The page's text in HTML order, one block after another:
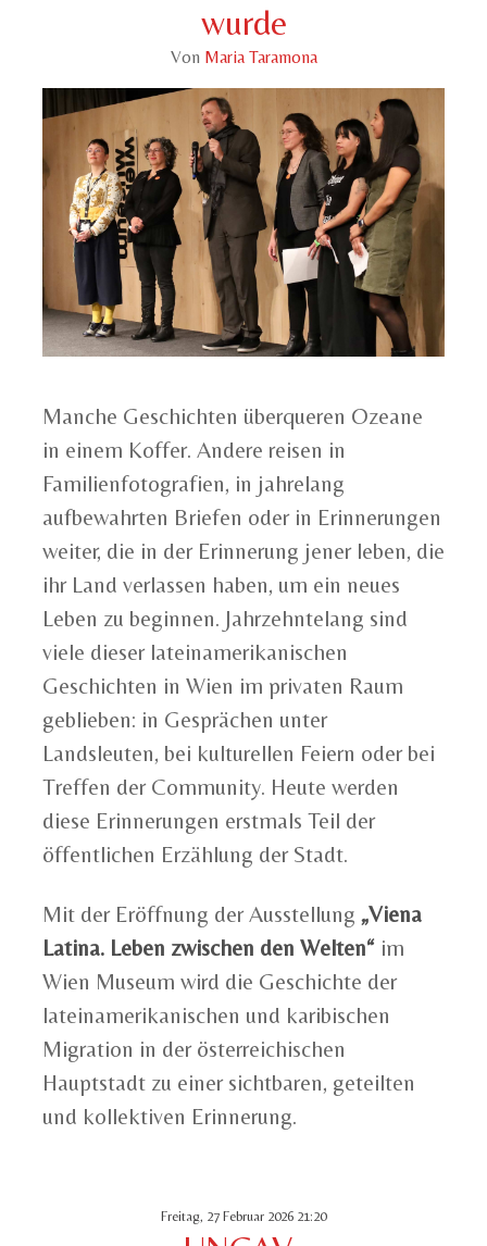
wurde
Von Maria Taramona
Manche Geschichten überqueren Ozeane
in einem Koffer. Andere reisen in
Familienfotografien, in jahrelang
aufbewahrten Briefen oder in Erinnerungen
weiter, die in der Erinnerung jener leben, die
ihr Land verlassen haben, um ein neues
Leben zu beginnen. Jahrzehntelang sind
viele dieser lateinamerikanischen
Geschichten in Wien im privaten Raum
geblieben: in Gesprächen unter
Landsleuten, bei kulturellen Feiern oder bei
Treffen der Community. Heute werden
diese Erinnerungen erstmals Teil der
öffentlichen Erzählung der Stadt.
Mit der Eröffnung der Ausstellung „Viena
Latina. Leben zwischen den Welten“ im
Wien Museum wird die Geschichte der
lateinamerikanischen und karibischen
Migration in der österreichischen
Hauptstadt zu einer sichtbaren, geteilten
und kollektiven Erinnerung.
Freitag, 27 Februar 2026 21:20